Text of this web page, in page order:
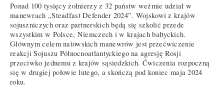
Ponad 100 tysięcy żołnierzy z 32 państw weźmie udział w
manewrach „Steadfast Defender 2024”. Wojskowi z krajów
sojuszniczych oraz partnerskich będą się szkolić przede
wszystkim w Polsce, Niemczech i w krajach bałtyckich.
Głównym celem natowskich manewrów jest przećwiczenie
reakcji Sojuszu Północnoatlantyckiego na agresję Rosji
przeciwko jednemu z krajów sąsiedzkich. Ćwiczenia rozpoczną
się w drugiej połowie lutego, a skończą pod koniec maja 2024
roku.